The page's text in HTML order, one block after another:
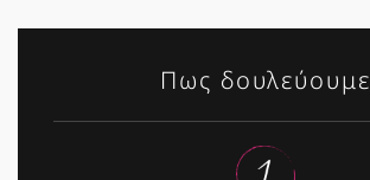
Πως δουλεύουμε